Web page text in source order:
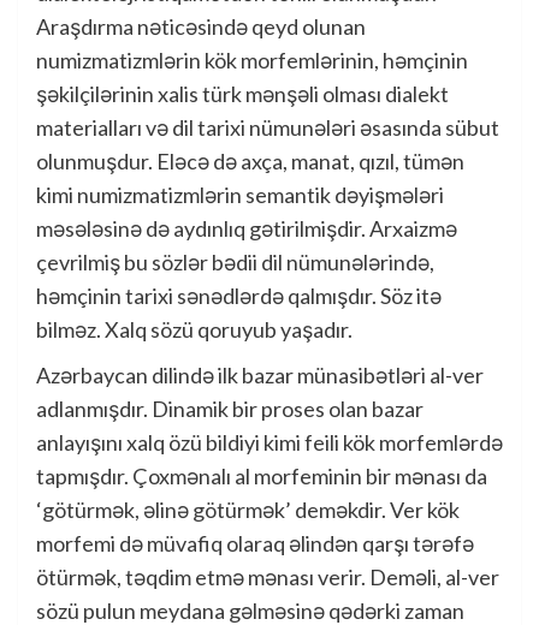
Araşdırma nəticəsində qeyd olunan
numizmatizmlərin kök morfemlərinin, həmçinin
şəkilçilərinin xalis türk mənşəli olması dialekt
materialları və dil tarixi nümunələri əsasında sübut
olunmuşdur. Eləcə də axça, manat, qızıl, tümən
kimi numizmatizmlərin semantik dəyişmələri
məsələsinə də aydınlıq gətirilmişdir. Arxaizmə
çevrilmiş bu sözlər bədii dil nümunələrində,
həmçinin tarixi sənədlərdə qalmışdır. Söz itə
bilməz. Xalq sözü qoruyub yaşadır.
Azərbaycan dilində ilk bazar münasibətləri al-ver
adlanmışdır. Dinamik bir proses olan bazar
anlayışını xalq özü bildiyi kimi feili kök morfemlərdə
tapmışdır. Çoxmənalı al morfeminin bir mənası da
‘götürmək, əlinə götürmək’ deməkdir. Ver kök
morfemi də müvafiq olaraq əlindən qarşı tərəfə
ötürmək, təqdim etmə mənası verir. Deməli, al-ver
sözü pulun meydana gəlməsinə qədərki zaman